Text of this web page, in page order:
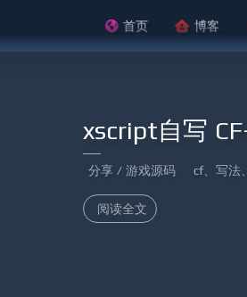
首页 博客
开发中····
分享
阅读全文